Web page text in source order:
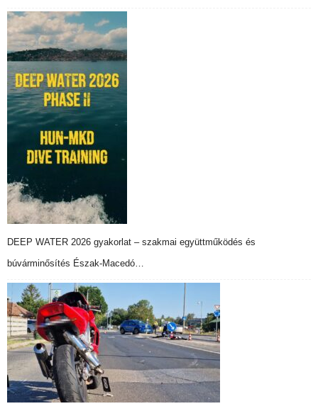
DEEP WATER 2026 gyakorlat – szakmai együttműködés és
búvárminősítés Észak-Macedó…